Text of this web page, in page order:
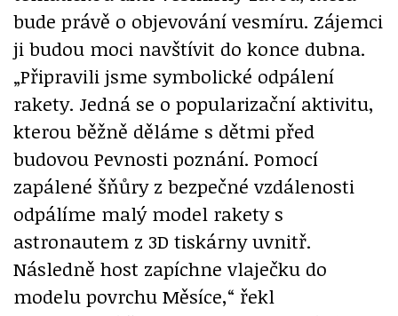
bude právě o objevování vesmíru. Zájemci
ji budou moci navštívit do konce dubna.
„Připravili jsme symbolické odpálení
rakety. Jedná se o popularizační aktivitu,
kterou běžně děláme s dětmi před
budovou Pevnosti poznání. Pomocí
zapálené šňůry z bezpečné vzdálenosti
odpálíme malý model rakety s
astronautem z 3D tiskárny uvnitř.
Následně host zapíchne vlaječku do
modelu povrchu Měsíce,“ řekl